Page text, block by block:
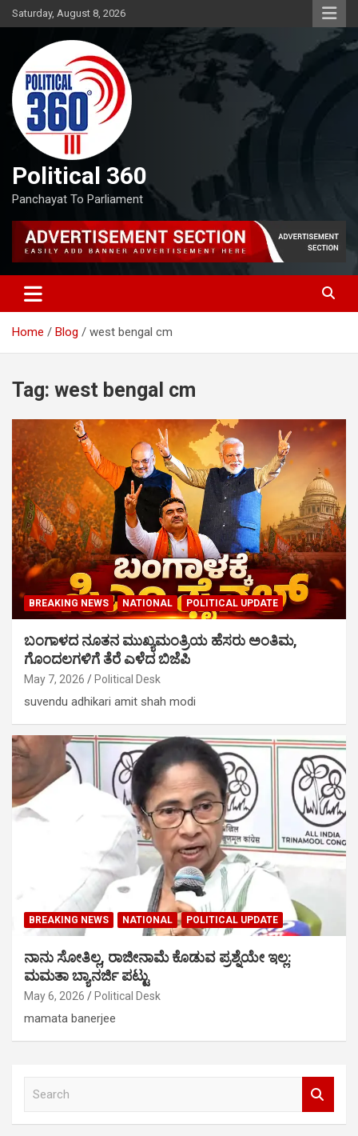
Skip
to
Saturday, August 8, 2026
Political 360
Panchayat To Parliament
Home Blog west bengal cm
Tag: west bengal cm
BREAKING NEWS NATIONAL POLITICAL UPDATE
ಬಂಗಾಳದ ನೂತನ ಮುಖ್ಯಮಂತ್ರಿಯ ಹೆಸರು ಅಂತಿಮ,
ಗೊಂದಲಗಳಿಗೆ ತೆರೆ ಎಳೆದ ಬಿಜೆಪಿ
May 7, 2026 Political Desk
suvendu adhikari amit shah modi
BREAKING NEWS NATIONAL POLITICAL UPDATE
ನಾನು ಸೋತಿಲ್ಲ, ರಾಜೀನಾಮೆ ಕೊಡುವ ಪ್ರಶ್ನೆಯೇ ಇಲ್ಲ:
ಮಮತಾ ಬ್ಯಾನರ್ಜಿ ಪಟ್ಟು
May 6, 2026 Political Desk
mamata banerjee